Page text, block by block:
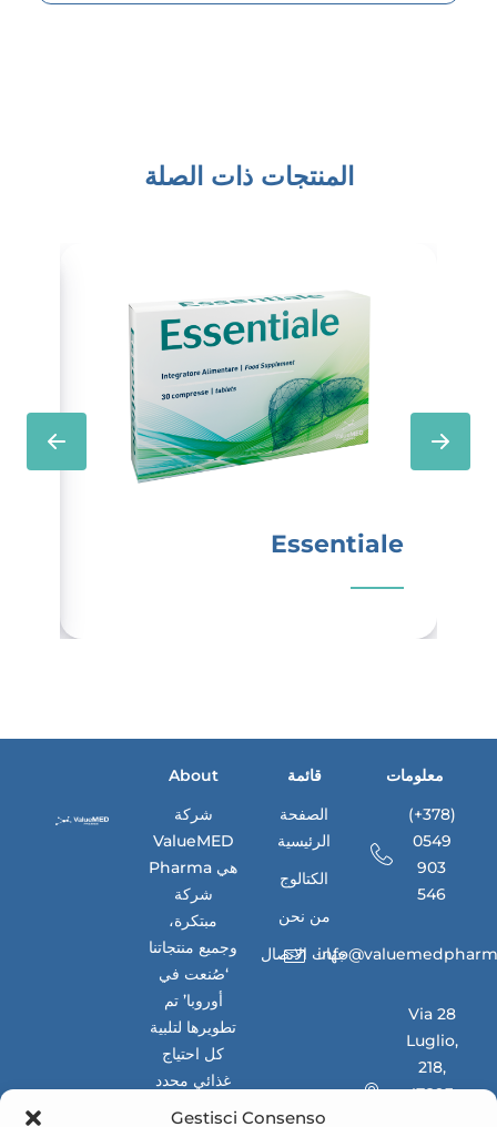
Gestisci Consenso
المنتجات ذات الصلة
Essentiale
About
شركة
ValueMED
Pharma هي
شركة
مبتكرة،
وجميع منتجاتنا
‘صُنعت في
أوروبا’ تم
تطويرها لتلبية
كل احتياج
غذائي محدد
للأسواق
قائمة
الصفحة
الرئيسية
الكتالوج
من نحن
جهات الاتصال
معلومات
(+378)
0549
903
546
Via 28
Luglio,
218,
47893,